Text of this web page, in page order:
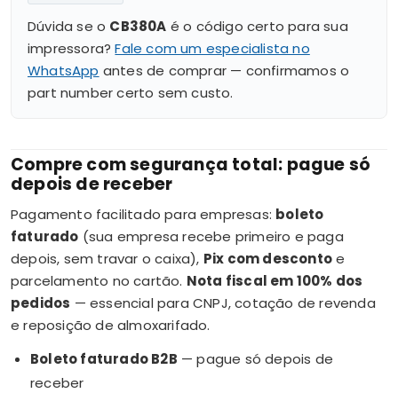
Dúvida se o CB380A é o código certo para sua
impressora?Fale com um especialista no
WhatsApp antes de comprar — confirmamos o
part number certo sem custo.
Compre com segurança total: pague só
depois de receber
Pagamento facilitado para empresas: boleto
faturado (sua empresa recebe primeiro e paga
depois, sem travar o caixa), Pix com descontoe
parcelamento no cartão. Nota fiscal em 100% dos
pedidos — essencial para CNPJ, cotação de revenda
e reposição de almoxarifado.
Boleto faturado B2B — pague só depois de
receber